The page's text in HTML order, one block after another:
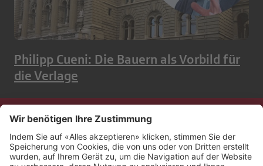
Philipp Cueni: Die Bauern als Vorbild für
die Verlage
Kontakt
Impressum